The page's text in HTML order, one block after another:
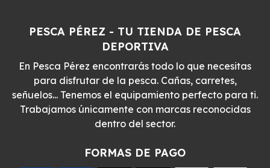
PESCA PÉREZ - TU TIENDA DE PESCA
DEPORTIVA
En Pesca Pérez encontrarás todo lo que necesitas
para disfrutar de la pesca. Cañas, carretes,
señuelos... Tenemos el equipamiento perfecto para ti.
Trabajamos únicamente con marcas reconocidas
dentro del sector.
FORMAS DE PAGO